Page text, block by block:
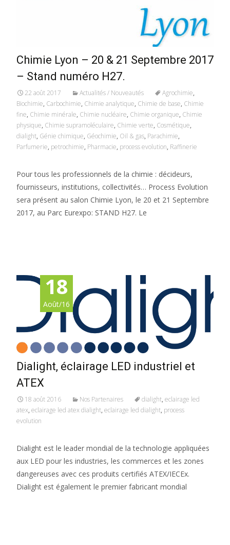
Chimie Lyon – 20 & 21 Septembre 2017
– Stand numéro H27.
22 août 2017 Actualités / Nouveautés Agrochimie,
Biochimie, Carbochimie, Chimie analytique, Chimie de base, Chimie
fine, Chimie minérale, Chimie nucléaire, Chimie organique, Chimie
physique, Chimie supramoléculaire, Chimie verte, Cosmétique,
dialight, Génie chimique, Géochimie, Oil & gas, Parachimie,
Parfumerie, petrochimie, Pharmacie, process evolution, Raffinerie
Pour tous les professionnels de la chimie : décideurs,
fournisseurs, institutions, collectivités… Process Evolution
sera présent au salon Chimie Lyon, le 20 et 21 Septembre
2017, au Parc Eurexpo: STAND H27. Le
18
Août/16
Dialight, éclairage LED industriel et
ATEX
18 août 2016 Nos Partenaires dialight, eclairage led
atex, eclairage led atex dialight, eclairage led dialight, process
evolution
Dialight est le leader mondial de la technologie appliquées
aux LED pour les industries, les commerces et les zones
dangereuses avec ces produits certifiés ATEX/IECEx.
Dialight est également le premier fabricant mondial